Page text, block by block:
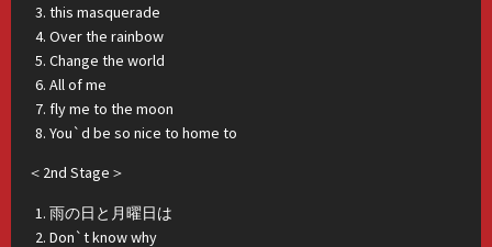
this masquerade
Over the rainbow
Change the world
All of me
fly me to the moon
You`d be so nice to home to
＜2nd Stage＞
雨の日と月曜日は
Don`t know why